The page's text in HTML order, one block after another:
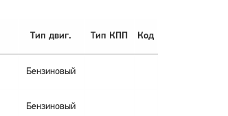
Тип двиг. Тип КПП Код
Бензиновый
Бензиновый